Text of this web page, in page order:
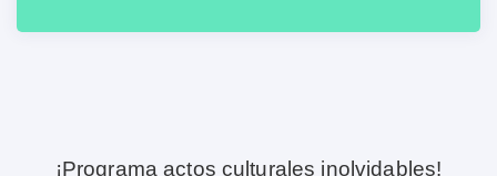
¡Programa actos culturales inolvidables!